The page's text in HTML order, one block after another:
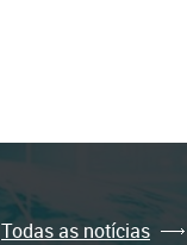
Todas as notícias